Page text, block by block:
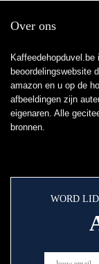
Over ons
beoordelingswebsite
amazon en u op de
afbeeldingen zijn
eigenaren. Alle
bronnen.
WORD